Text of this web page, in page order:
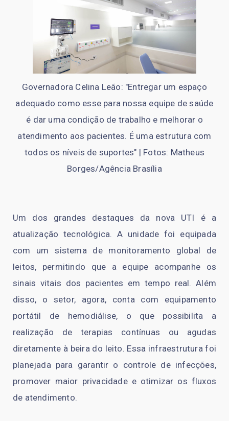
Governadora Celina Leão: "Entregar um espaço
adequado como esse para nossa equipe de saúde
é dar uma condição de trabalho e melhorar o
atendimento aos pacientes. É uma estrutura com
todos os níveis de suportes" | Fotos: Matheus
Borges/Agência Brasília
Um dos grandes destaques da nova UTI é a
atualização tecnológica. A unidade foi equipada
com um sistema de monitoramento global de
leitos, permitindo que a equipe acompanhe os
sinais vitais dos pacientes em tempo real. Além
disso, o setor, agora, conta com equipamento
portátil de hemodiálise, o que possibilita a
realização de terapias contínuas ou agudas
diretamente à beira do leito. Essa infraestrutura foi
planejada para garantir o controle de infecções,
promover maior privacidade e otimizar os fluxos
de atendimento.